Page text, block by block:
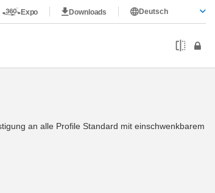
Expo Downloads Deutsch
an alle Profile Standard mit einschwenkbarem